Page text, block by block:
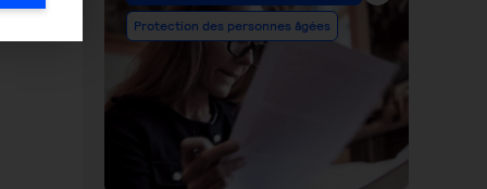
Protection des personnes âgées